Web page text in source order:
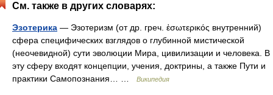
См. также в других словарях:
Эзотерика — Эзотеризм (от др. греч. ἐσωτερικός внутренний)
сфера специфических взглядов о глубинной мистической
(неочевидной) сути эволюции Мира, цивилизации и человека. В
эту сферу входят концепции, учения, доктрины, а также Пути и
практики Самопознания… …
Википедия